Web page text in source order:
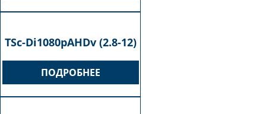
TSc-Di1080pAHDv (2.8-12)
ПОДРОБНЕЕ